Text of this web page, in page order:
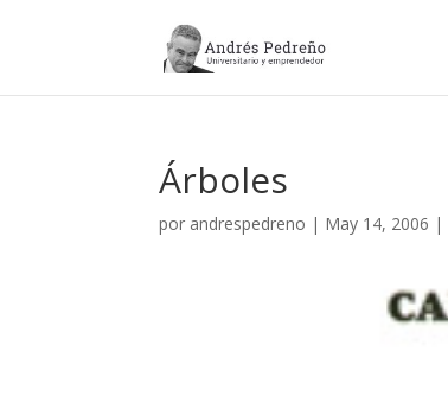
Árboles
por andrespedreno | May 14, 2006 |